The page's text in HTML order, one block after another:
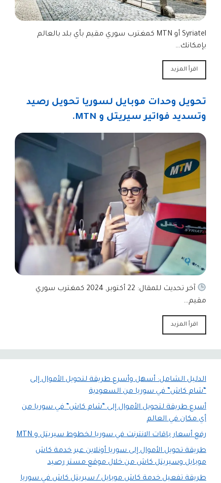
Syriatel أو MTN كمغترب سوري مقيم بأي بلد بالعالم
بإمكانك…
اقرأ المزيد
تحويل وحدات موبايل لسوريا تحويل رصيد
وتسديد فواتير سيريتل و MTN.
آخر تحديث للمقال: 22 أكتوبر, 2024 كمغترب سوري
مقيم…
اقرأ المزيد
الدليل الشامل: أسهل وأسرع طريقة لتحويل الأموال إلى
“شام كاش” في سوريا من السعودية
أسرع طريقة لتحويل الأموال إلى “شام كاش” في سوريا من
أي مكان في العالم
رفع أسعار باقات الانترنت في سوريا لخطوط سيريتل و MTN
طريقة تحويل الأموال إلى سوريا أونلاين عبر خدمة كاش
موبايل وسيريتل كاش من خلال موقع مستر رصيد
طريقة تفعيل خدمة كاش موبايل / سيريتل كاش في سوريا